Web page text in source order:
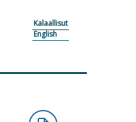
Kalaallisut
English